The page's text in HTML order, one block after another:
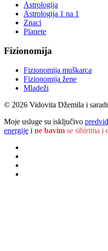
Astrologija
Astrologija 1 na 1
Znaci
Planete
Fizionomija
Fizionomija muškarca
Fizionomija žene
Mladeži
© 2026 Vidovita Džemila i
Moje usluge su isključivo
energije i ne bavim se sihirima i